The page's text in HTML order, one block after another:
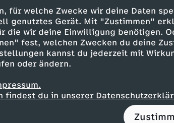
für welche Zwecke wir deine Daten
genutztes Gerät. Mit "Zustimmen"
die wir deine Einwilligung benötigen.
fest, welchen Zwecken du deine
kannst du jederzeit mit
oder ändern.
findest du in unserer
Bands, die ihre Hits performen.
Kulissen.
Wetterfoto der Woche
moma-Wettermoderator Benjamin